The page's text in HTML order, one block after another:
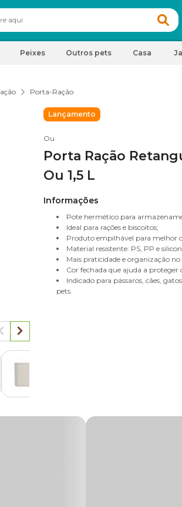
Peixes Outros pets Casa
Porta-Ração
Lançamento
Ou
Porta Ração
Ou 1,5 L
Informações
Pote hermético para
Ideal para rações e biscoitos;
Produto empilhável para melhor
Material resistente: PS, PP e
Mais praticidade e organização no
Cor fechada que ajuda a proteger
Indicado para pássaros, cães,
pets.